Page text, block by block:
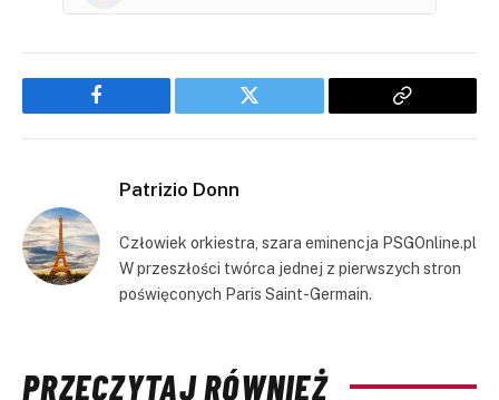
Facebook Twitter
Copy
Patrizio Donn
Człowiek orkiestra, szara eminencja PSGOnline.pl
W przeszłości twórca jednej z pierwszych stron
poświęconych Paris Saint-Germain.
PRZECZYTAJ RÓWNIEŻ